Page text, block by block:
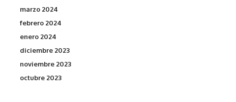
marzo 2024
febrero 2024
enero 2024
diciembre 2023
noviembre 2023
octubre 2023